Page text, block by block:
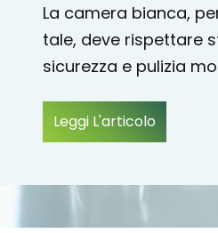
La camera bianca,
tale, deve rispettare
sicurezza e pulizia
Leggi L'articolo